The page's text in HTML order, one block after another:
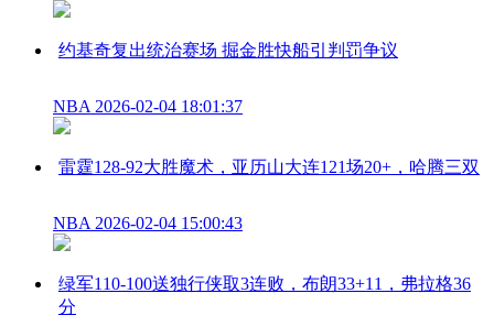
约基奇复出统治赛场 掘金胜快船引判罚争议
NBA 2026-02-04 18:01:37
雷霆128-92大胜魔术，亚历山大连121场20+，哈腾三双
NBA 2026-02-04 15:00:43
绿军110-100送独行侠取3连败，布朗33+11，弗拉格36
分